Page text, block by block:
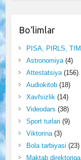
Bo‘limlar
PISA, PIRLS,
Astronomiya(4)
Attestatsiya(156)
Audiokitob(18)
Xavfsizlik(14)
Videodars (38)
Sport turlari (9)
Viktorina(3)
Bola tarbiyasi (23)
Maktab direktoriga